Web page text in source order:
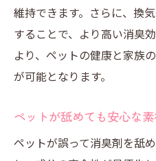
維持できます。さらに、換
することで、より高い消臭
より、ペットの健康と家族
が可能となります。
ペットが舐めても安心な
ペットが誤って消臭剤を舐